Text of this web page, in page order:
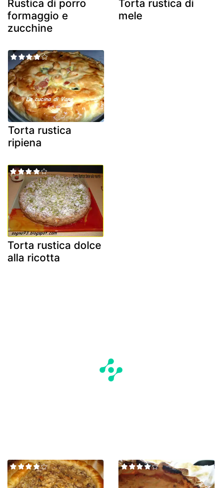
Rustica di porro
formaggio e
zucchine
Torta rustica di
mele
Torta rustica
ripiena
Torta rustica dolce
alla ricotta